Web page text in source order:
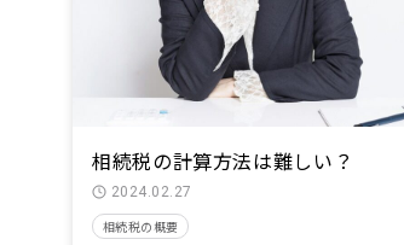
相続税の計算方法は難しい？
2024.02.27
相続税の概要